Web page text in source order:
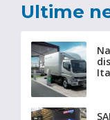
Ultime